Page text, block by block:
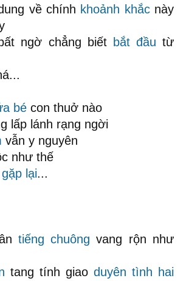
về chính khoảnh khắcnày
ngờ chẳng biết bắt đầu từ
bé con thuở nào
lấp lánh rạng ngời
vẫn y nguyên
như thế
gặp lại...
tiếng chuông vang rộn như
tang tính giao duyên tình hai